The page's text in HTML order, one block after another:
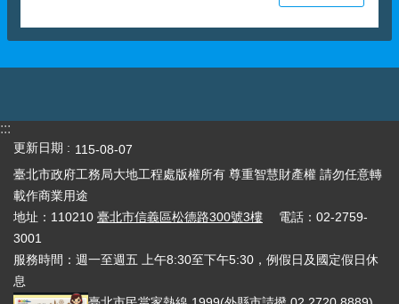
:::
更新日期
115-08-07
臺北市政府工務局大地工程處版權所有 尊重智慧財產權 請勿任意轉
載作商業用途
地址：110210 臺北市信義區松德路300號3樓 電話：02-2759-
3001
服務時間：週一至週五 上午8:30至下午5:30，例假日及國定假日休
息